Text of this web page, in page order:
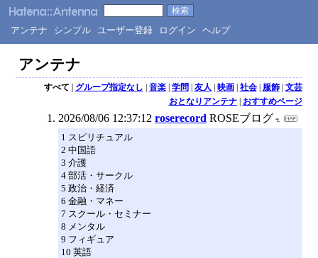
アンテナ シンプル ユーザー登録 ログイン ヘルプ
アンテナ
すべて | グループ指定なし | 音楽| 学問 | 友人 | 映画| 社会| 服飾| 文芸
おとなりアンテナ| おすすめページ
2026/08/06 12:37:12 roserecord ROSEブログ
1 スピリチュアル
2 中国語
3 介護
4 部活・サークル
5 政治・経済
6 金融・マネー
7 スクール・セミナー
8 メンタル
9 フィギュア
10 英語